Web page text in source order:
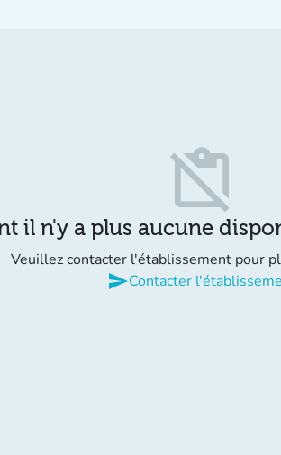
content_paste_off
il n'y a plus aucune
Veuillez contacter l'établissement pour
sendContacter